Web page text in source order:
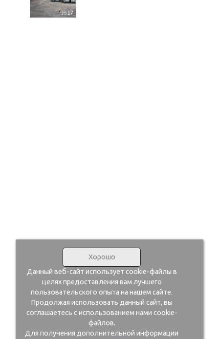
Хорошо
Данный веб-сайт использует cookie-файлы в
целях предоставления вам лучшего
пользовательского опыта на нашем сайте.
Продолжая использовать данный сайт, вы
соглашаетесь с использованием нами cookie-
файлов.
Для получения дополнительной информации